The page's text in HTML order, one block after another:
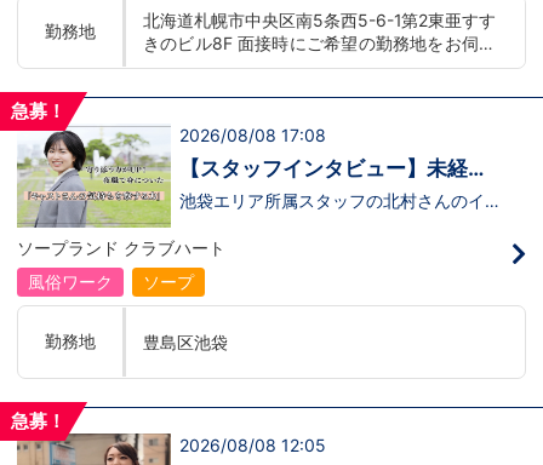
ャルサイトをご覧下さい。
【https://happiness-group.biz/】※お手
数ですがコピー＆ペーストしてURLを開い
他社と比較検討中など。そのような時は1
もしれません。アナタからのご連絡お待ち
しております。
底的入站策略無條件月薪 400,000 日圓起
推出語言津貼能說至少三種語言者優先
勤務地
北海道札幌市中央区南5条西5-6-1第2東亜すす
きのビル8F 面接時にご希望の勤務地をお伺い
し、配属店舗を決定いたします。 入社後の転
■横浜エリア：神奈川県横浜市中区 ・京急線
黄金町駅、日ノ出町駅 ・市営地下鉄阪東橋
駅、伊勢佐木長者町駅 ・JR横浜線関内駅 ■札
幌エリア：北海道札幌市 地下鉄南北線すすき
の駅
急募！
2026/08/08 17:08
【スタッフインタビュー】未経験
で飛び込んだスタッフが語る職場
池袋エリア所属スタッフの北村さんのイン
るのかな…？」そんな不安を抱えながら好
奇心で裏方に飛び込んだ北村さん。実際に
は、入社初日でそのイメージがガラッと変
わり、「本当に優しい人ばかり」と感じた
不安な表情が笑顔に変わっていく瞬間を見
届けることが、この仕事の大きなやりがい
だと語ってくれました。動画では、入社の
できたポイント、将来の展望までリアルに
↓https://youtu.be/UY9DxQ22NBA
ソープランド クラブハート
風俗ワーク
ソープ
勤務地 豊島区池袋
急募！
2026/08/08 12:05